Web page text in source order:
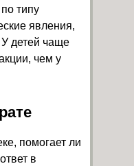
типу
явления,
У детей чаще
чем у
помогает ли
в